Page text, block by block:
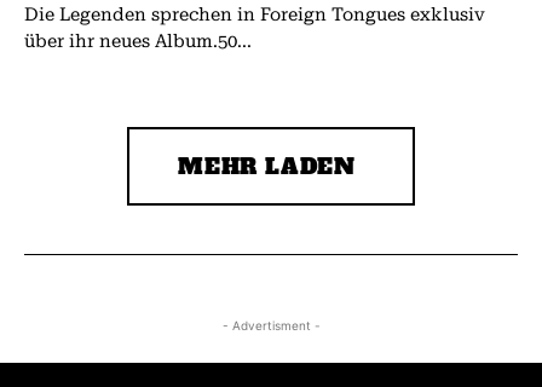
Die Legenden sprechen in Foreign Tongues exklusiv
über ihr neues Album.50...
MEHR LADEN
- Advertisment -